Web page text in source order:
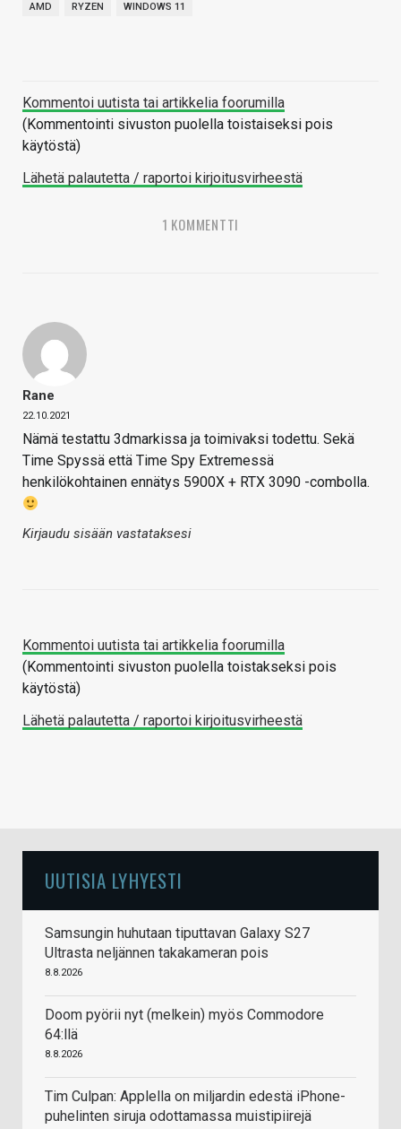
AMD RYZEN WINDOWS 11
Kommentoi uutista tai artikkelia foorumilla
(Kommentointi sivuston puolella toistaiseksi pois
käytöstä)
Lähetä palautetta / raportoi kirjoitusvirheestä
1 KOMMENTTI
Rane
22.10.2021
Nämä testattu 3dmarkissa ja toimivaksi todettu. Sekä
Time Spyssä että Time Spy Extremessä
henkilökohtainen ennätys 5900X + RTX 3090 -combolla.
Kirjaudu sisään vastataksesi
Kommentoi uutista tai artikkelia foorumilla
(Kommentointi sivuston puolella toistakseksi pois
käytöstä)
Lähetä palautetta / raportoi kirjoitusvirheestä
UUTISIA LYHYESTI
Samsungin huhutaan tiputtavan Galaxy S27
Ultrasta neljännen takakameran pois
8.8.2026
Doom pyörii nyt (melkein) myös Commodore
64:llä
8.8.2026
Tim Culpan: Applella on miljardin edestä iPhone-
puhelinten siruja odottamassa muistipiirejä